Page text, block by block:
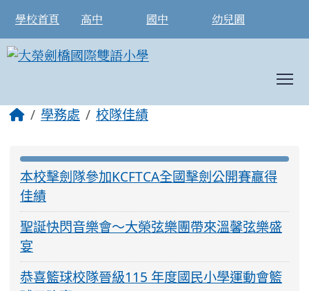
學校首頁 高中 國中 幼兒園
::: 學務處 校隊佳績
本校擊劍隊參加KCFTCA全國擊劍公開賽贏得
佳績
聖誕快閃音樂會～大榮弦樂團帶來溫馨弦樂盛
宴
恭喜籃球校隊晉級115 年度國民小學運動會籃